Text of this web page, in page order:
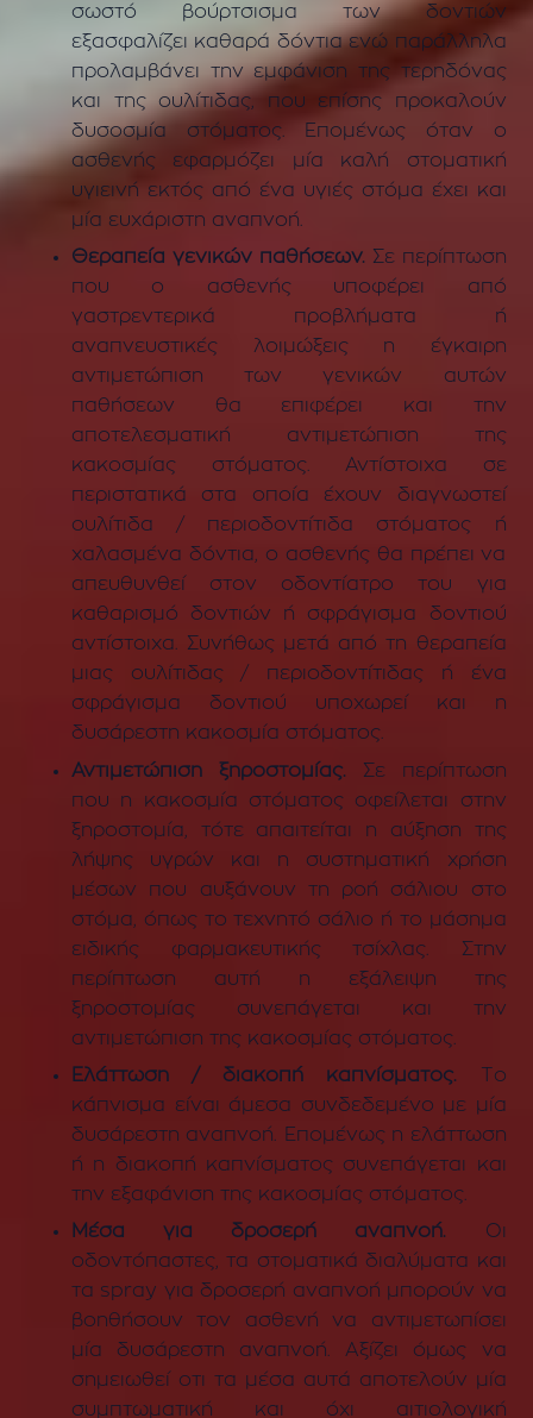
σωστό βούρτσισμα των δοντιών
εξασφαλίζει καθαρά δόντια ενώ παράλληλα
προλαμβάνει την εμφάνιση της τερηδόνας
και της ουλίτιδας, που επίσης προκαλούν
δυσοσμία στόματος. Επομένως όταν ο
ασθενής εφαρμόζει μία καλή στοματική
υγιεινή εκτός από ένα υγιές στόμα έχει και
μία ευχάριστη αναπνοή.
Θεραπεία γενικών παθήσεων. Σε περίπτωση
που ο ασθενής υποφέρει από
γαστρεντερικά προβλήματα ή
αναπνευστικές λοιμώξεις η έγκαιρη
αντιμετώπιση των γενικών αυτών
παθήσεων θα επιφέρει και την
αποτελεσματική αντιμετώπιση της
κακοσμίας στόματος. Αντίστοιχα σε
περιστατικά στα οποία έχουν διαγνωστεί
ουλίτιδα / περιοδοντίτιδα στόματος ή
χαλασμένα δόντια, ο ασθενής θα πρέπει να
απευθυνθεί στον οδοντίατρο του για
καθαρισμό δοντιών ή σφράγισμα δοντιού
αντίστοιχα. Συνήθως μετά από τη θεραπεία
μιας ουλίτιδας / περιοδοντίτιδας ή ένα
σφράγισμα δοντιού υποχωρεί και η
δυσάρεστη κακοσμία στόματος.
Αντιμετώπιση ξηροστομίας. Σε περίπτωση
που η κακοσμία στόματος οφείλεται στην
ξηροστομία, τότε απαιτείται η αύξηση της
λήψης υγρών και η συστηματική χρήση
μέσων που αυξάνουν τη ροή σάλιου στο
στόμα, όπως το τεχνητό σάλιο ή το μάσημα
ειδικής φαρμακευτικής τσίχλας. Στην
περίπτωση αυτή η εξάλειψη της
ξηροστομίας συνεπάγεται και την
αντιμετώπιση της κακοσμίας στόματος.
Ελάττωση / διακοπή καπνίσματος.
Το
κάπνισμα είναι άμεσα συνδεδεμένο με μία
δυσάρεστη αναπνοή. Επομένως η ελάττωση
ή η διακοπή καπνίσματος συνεπάγεται και
την εξαφάνιση της κακοσμίας στόματος.
Μέσα για δροσερή αναπνοή. Οι
οδοντόπαστες, τα στοματικά διαλύματα και
τα spray για δροσερή αναπνοή μπορούν να
βοηθήσουν τον ασθενή να αντιμετωπίσει
μία δυσάρεστη αναπνοή. Αξίζει όμως να
σημειωθεί οτι τα μέσα αυτά αποτελούν μία
συμπτωματική και όχι αιτιολογική